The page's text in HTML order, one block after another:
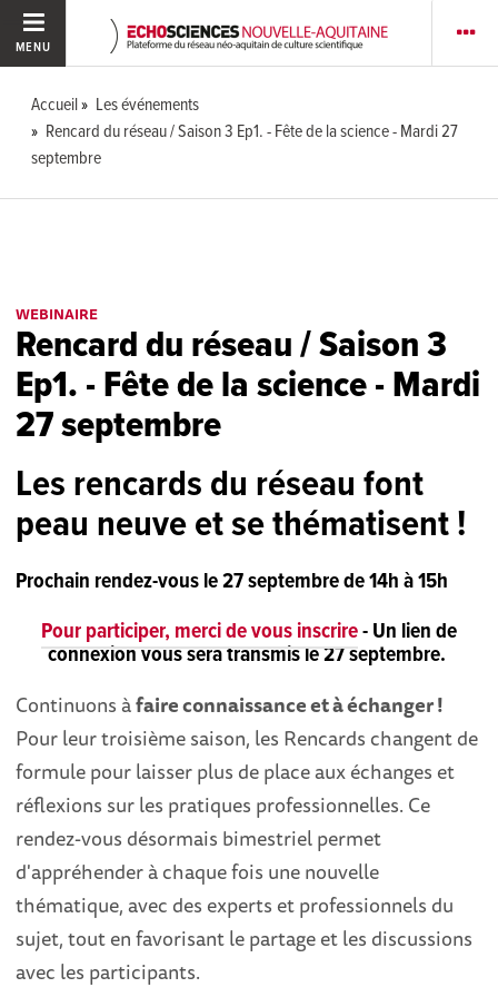
MENU
Accueil
Les événements
Rencard du réseau / Saison 3 Ep1. - Fête de la science - Mardi 27
septembre
WEBINAIRE
Rencard du réseau / Saison 3
Ep1. - Fête de la science - Mardi
27 septembre
Les rencards du réseau font
peau neuve et se thématisent !
Prochain rendez-vous le 27 septembre de 14h à 15h
Pour participer, merci de vous inscrire- Un lien de
connexion vous sera transmis le 27 septembre.
Continuons àfaire connaissance et à échanger !
Pour leur troisième saison, les Rencards changent de
formule pour laisser plus de place aux échanges et
réflexions sur les pratiques professionnelles. Ce
rendez-vous désormais bimestriel permet
d'appréhender à chaque fois une nouvelle
thématique, avec des experts et professionnels du
sujet, tout en favorisant le partage et les discussions
avec les participants.